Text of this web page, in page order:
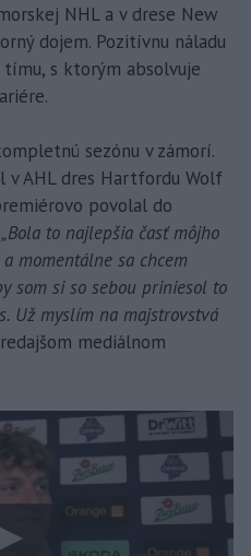
NHL a v drese New
dojem. Pozitívnu náladu
s ktorým absolvuje
sezónu v zámorí.
v AHL dres Hartfordu Wolf
povolal do
„Bola to najlepšia časť môjho
momentálne sa chcem
som si so sebou priniesol to
Už myslím na majstrovstvá
mediálnom